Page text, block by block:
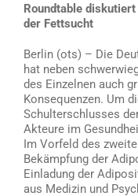
Roundtable
der Fettsucht
Berlin (ots) – Die
hat neben
des Einzelnen auch
Konsequenzen. Um
Schulterschlusses
Akteure im
Im Vorfeld des
Bekämpfung der
Einladung der
aus Medizin und